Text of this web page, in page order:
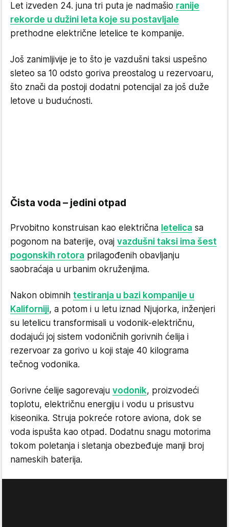
Let izveden 24. juna tri puta je nadmašio ranije
rekorde u dužini leta koje su postavljale
prethodne električne letelice te kompanije.
Još zanimljivije je to što je vazdušni taksi uspešno
sleteo sa 10 odsto goriva preostalog u rezervoaru,
što znači da postoji dodatni potencijal za još duže
letove u budućnosti.
Čista voda – jedini otpad
Prvobitno konstruisan kao električna letelica sa
pogonom na baterije, ovaj vazdušni taksi ima šest
pogonskih rotora prilagođenih obavljanju
saobraćaja u urbanim okruženjima.
Nakon obimnih testiranja u bazi kompanije u
Kaliforniji, a potom i u letu iznad Njujorka, inženjeri
su letelicu transformisali u vodonik-električnu,
dodajući joj sistem vodoničnih gorivnih ćelija i
rezervoar za gorivo u koji staje 40 kilograma
tečnog vodonika.
Gorivne ćelije sagorevaju vodonik, proizvodeći
toplotu, električnu energiju i vodu u prisustvu
kiseonika. Struja pokreće rotore aviona, dok se
voda ispušta kao otpad. Dodatnu snagu motorima
tokom poletanja i sletanja obezbeđuje manji broj
nameskih baterija.